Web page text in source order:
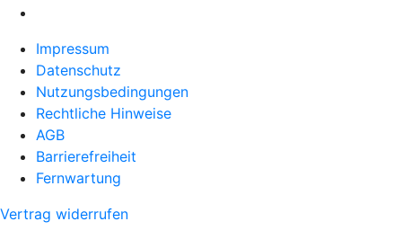
Impressum
Datenschutz
Nutzungsbedingungen
Rechtliche Hinweise
AGB
Barrierefreiheit
Fernwartung
Vertrag widerrufen